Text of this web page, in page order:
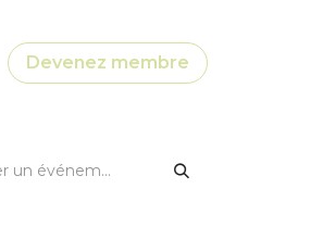
Devenez membre